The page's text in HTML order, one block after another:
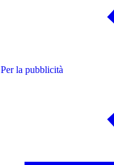
Per la pubblicità